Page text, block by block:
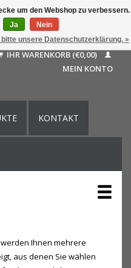
Nederlands
Français
English (US)
IHR WARENKORB (€0,00)
MEIN KONTO
KONTAKT
Ihnen mehrere
aus denen Sie wählen
um den Webshop zu verbessern.
Ja
Nein
unsere Datenschutzerklärung. »